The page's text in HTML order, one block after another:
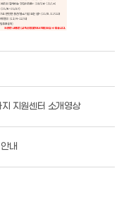
지원센터 소개영상
내